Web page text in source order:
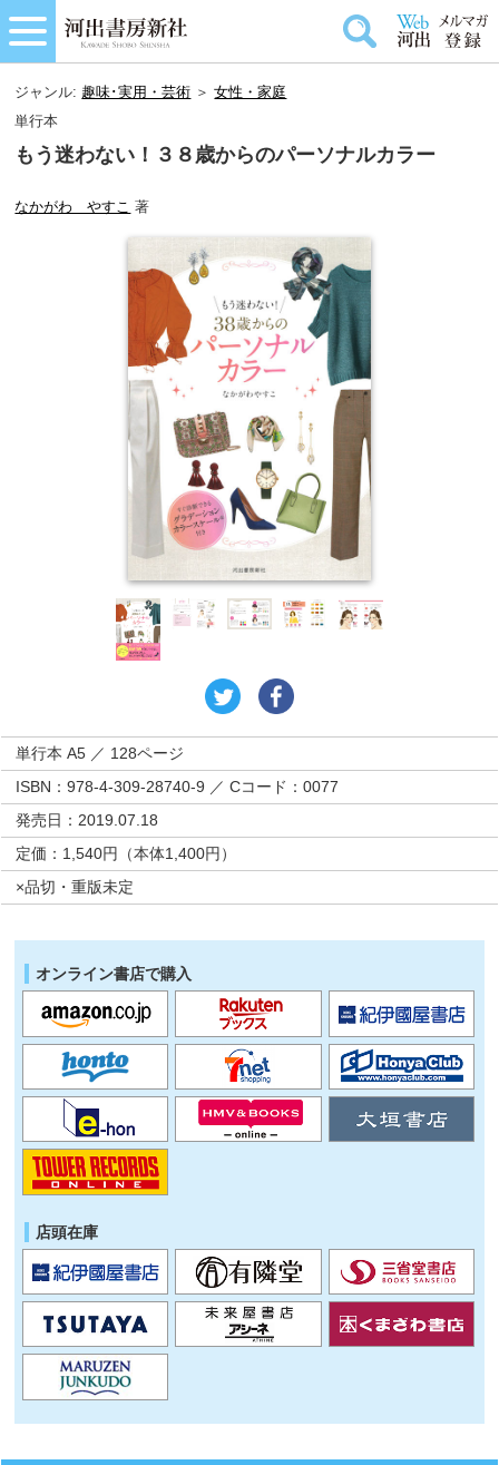
ジャンル: 趣味･実用・芸術 ＞女性・家庭
単行本
もう迷わない！３８歳からのパーソナルカラー
なかがわ やすこ 著
単行本 A5 ／ 128ページ
ISBN：978-4-309-28740-9 ／ Cコード：0077
発売日：2019.07.18
定価：1,540円（本体1,400円）
×品切・重版未定
オンライン書店で購入
店頭在庫